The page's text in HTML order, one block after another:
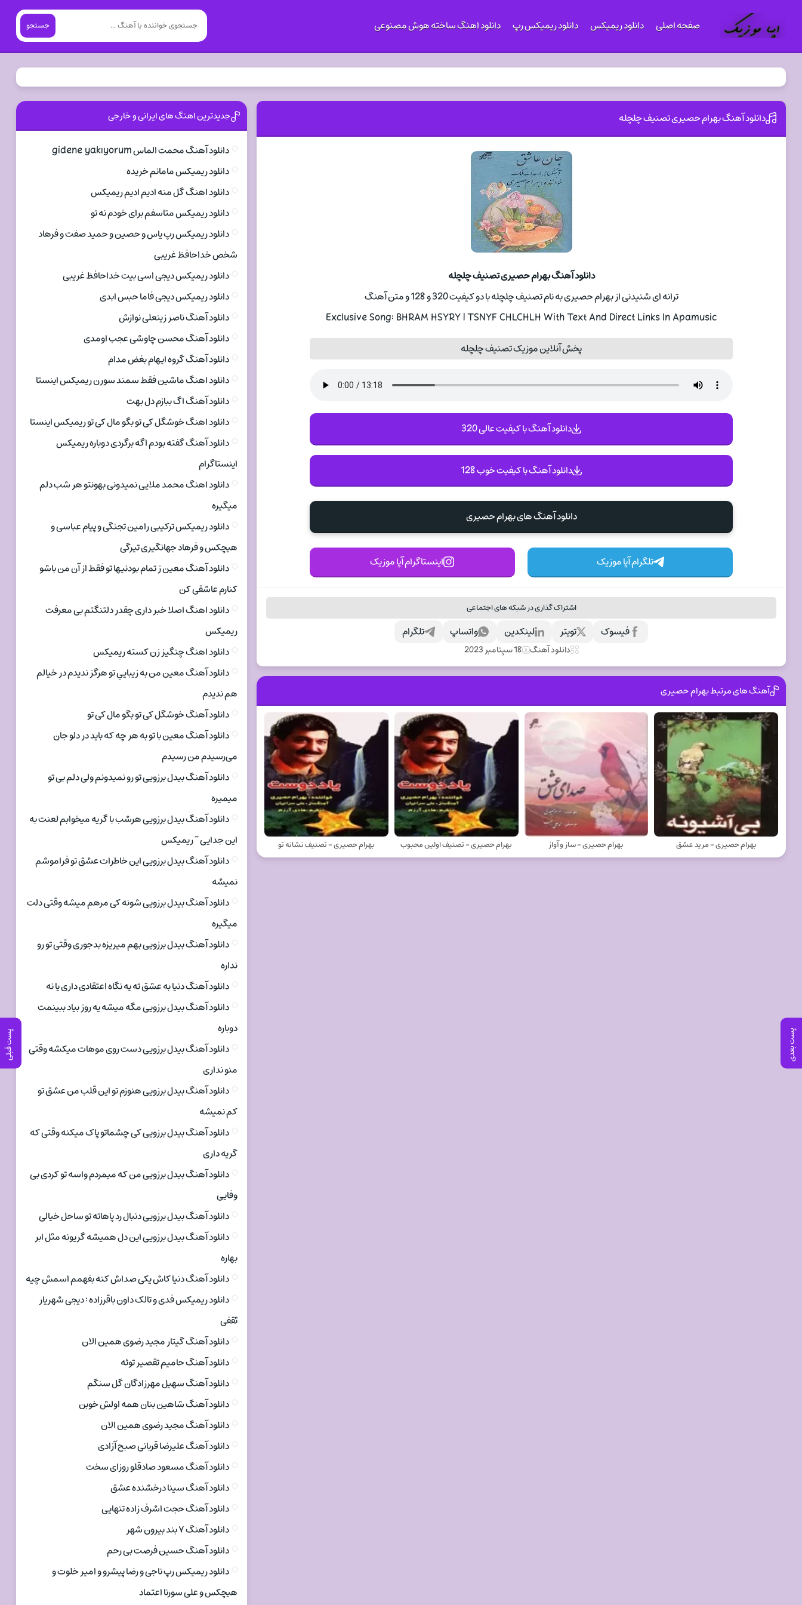
صفحه اصلی دانلود ریمیکس دانلود ریمیکس رپ دانلود اهنگ ساخته هوش مصنوعی جستجو
پست بعدی پست قبلی
دانلود آهنگ بهرام حصیری تصنیف چلچله
دانلود آهنگ بهرام حصیری تصنیف چلچله
ترانه ای شنیدنی از بهرام حصیری به نام تصنیف چلچله با دو کیفیت 320 و 128 و متن آهنگ
Exclusive Song: BHRAM HSYRY | TSNYF CHLCHLH With Text And Direct Links In Apamusic
پخش آنلاین موزیک تصنیف چلچله
دانلود آهنگ با کیفیت عالی 320
دانلود آهنگ با کیفیت خوب 128
دانلود آهنگ های بهرام حصیری
تلگرام آپا موزیک اینستاگرام آپا موزیک
اشتراک گذاری در شبکه های اجتماعی
تلگرام واتساپ لینکدین تویتر فیسوک
دانلود آهنگ 18 سپتامبر 2023
آهنگ های مرتبط بهرام حصیری
بهرام حصیری - مرید عشق بهرام حصیری - ساز و آواز بهرام حصیری - تصنیف اولین محبوب بهرام حصیری - تصنیف نشانه تو
جدیدترین اهنگ های ایرانی و خارجی
دانلود آهنگ محمت الماس gidene yakıyorum
دانلود ریمیکس مامانم خریده
دانلود اهنگ گل منه ادیم ادیم ریمیکس
دانلود ریمیکس متاسفم برای خودم نه تو
دانلود ریمیکس رپ یاس و حصین و حمید صفت و فرهاد
شخص خداحافظ غریبی
دانلود ریمیکس دیجی اسی بیت خداحافظ غریبی
دانلود ریمیکس دیجی فاما حبس ابدی
دانلود آهنگ ناصر زینعلی نوازش
دانلود آهنگ محسن چاوشی عجب اومدی
دانلود آهنگ گروه ایهام بغض مدام
دانلود اهنگ ماشین فقط سمند سورن ریمیکس اینستا
دانلود آهنگ اگ ببازم دل بهت
دانلود اهنگ خوشگل کی تو بگو مال کی تو ریمیکس اینستا
دانلود آهنگ گفته بودم اگه برگردی دوباره ریمیکس
اینستاگرام
دانلود اهنگ محمد ملایی نمیدونی بهونتو هر شب دلم
میگیره
دانلود ریمیکس ترکیبی رامین تجنگی و پیام عباسی و
هیچکس و فرهاد جهانگیری تیرگی
دانلود آهنگ معین ز تمام بودنیها تو فقط از آن من باشو
کنارم عاشقی کن
دانلود اهنگ اصلا خبر داری چقدر دلتنگتم بی معرفت
ریمیکس
دانلود اهنگ چنگیز زن کسته ریمیکس
دانلود آهنگ معین من به زیباییِ تو هرگز ندیدم در خیالم
هم ندیدم
دانلود آهنگ خوشگل کی تو بگو مال کی تو
دانلود آهنگ معین با تو به هر چه که باید در دلو جان
می‌رسیدم من رسیدم
دانلود آهنگ بیدل برزویی تو رو نمیدونم ولی دلم بی تو
میمیره
دانلود آهنگ بیدل برزویی هرشب با گریه میخوابم لعنت به
این جدایی ~ ریمیکس
دانلود آهنگ بیدل برزویی این خاطرات عشق تو فراموشم
نمیشه
دانلود آهنگ بیدل برزویی شونه کی مرهم میشه وقتی دلت
میگیره
دانلود آهنگ بیدل برزویی بهم میریزه بدجوری وقتی تو رو
نداره
دانلود آهنگ دنیا به عشق ته یه نگاه اعتقادی داری یا نه
دانلود آهنگ بیدل برزویی مگه میشه یه روز بیاد ببینمت
دوباره
دانلود آهنگ بیدل برزویی دست روی موهات میکشه وقتی
منو نداری
دانلود آهنگ بیدل برزویی هنوزم تو این قلب من عشق تو
کم نمیشه
دانلود آهنگ بیدل برزویی کی چشماتو پاک میکنه وقتی که
گریه داری
دانلود آهنگ بیدل برزویی من که میمردم واسه تو کردی بی
وفایی
دانلود آهنگ بیدل برزویی دنبال رد پاهاته تو ساحل خیالی
دانلود آهنگ بیدل برزویی این دل همیشه گریونه مثل ابر
بهاره
دانلود آهنگ دنیا کاش یکی صداش کنه بفهمم اسمش چیه
دانلود ریمیکس فدی و تالک داون باقرزاده : دیجی شهریار
ثقفی
دانلود آهنگ گیتار مجید رضوی همین الان
دانلود آهنگ حامیم تقصیر توئه
دانلود آهنگ سهیل مهرزادگان گل سنگم
دانلود آهنگ شاهین بنان همه اولش خوبن
دانلود آهنگ مجید رضوی همین الان
دانلود آهنگ علیرضا قربانی صبح آزادی
دانلود آهنگ مسعود صادقلو روزای سخت
دانلود آهنگ سینا درخشنده عشق
دانلود آهنگ حجت اشرف زاده تنهایی
دانلود آهنگ ۷ بند بیرون شهر
دانلود آهنگ حسین فرصت بی رحم
دانلود ریمیکس رپ ناجی و رضا پیشرو و امیر خلوت و
هیچکس و علی سورنا اعتماد